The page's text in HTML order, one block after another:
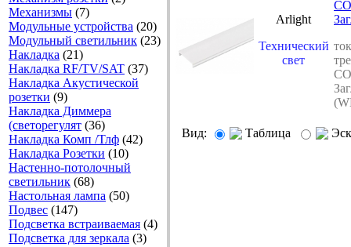
Механизмы (7)
Модульные устройства (20)
Модульный светильник (23)
Накладка (21)
Накладка RF/TV/SAT (37)
Накладка Акустической
розетки (9)
Накладка Диммера
(светорегулят (36)
Накладка Комп /Тлф (42)
Накладка Розетки (10)
Настенно-потолочный
светильник (68)
Настольная лампа (50)
Подвес (147)
Подсветка встраиваемая (4)
Подсветка для зеркала (3)
Arlight
Технический
свет
Вид: Таблица